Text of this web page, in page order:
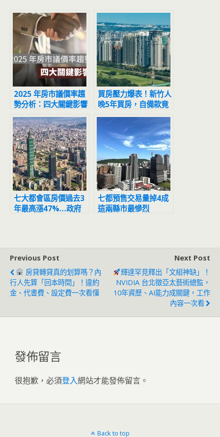
2025 年房市議價率趨
勢分析：四大關鍵影響
議價空間！
買房壓力爆表！新竹人
晚5年買房，自備款竟
多噴近300萬！
七大都會區房價過去3
年最高漲47%…政府
七都預售交易量掉4成
這兩縣市最慘烈
Previous Post
房貸轉貸真的划算嗎？內
行人先算「回本時間」！違約
金、代書費、設定費一次看懂
Next Post
輝達罕見釋出「文組神缺」！
NVIDIA 台北徵亞太藝術總監，
10年資歷、AI能力成關鍵，工作
內容一次看
發佈留言
很抱歉，必須登入網站才能發佈留言。
Back to top